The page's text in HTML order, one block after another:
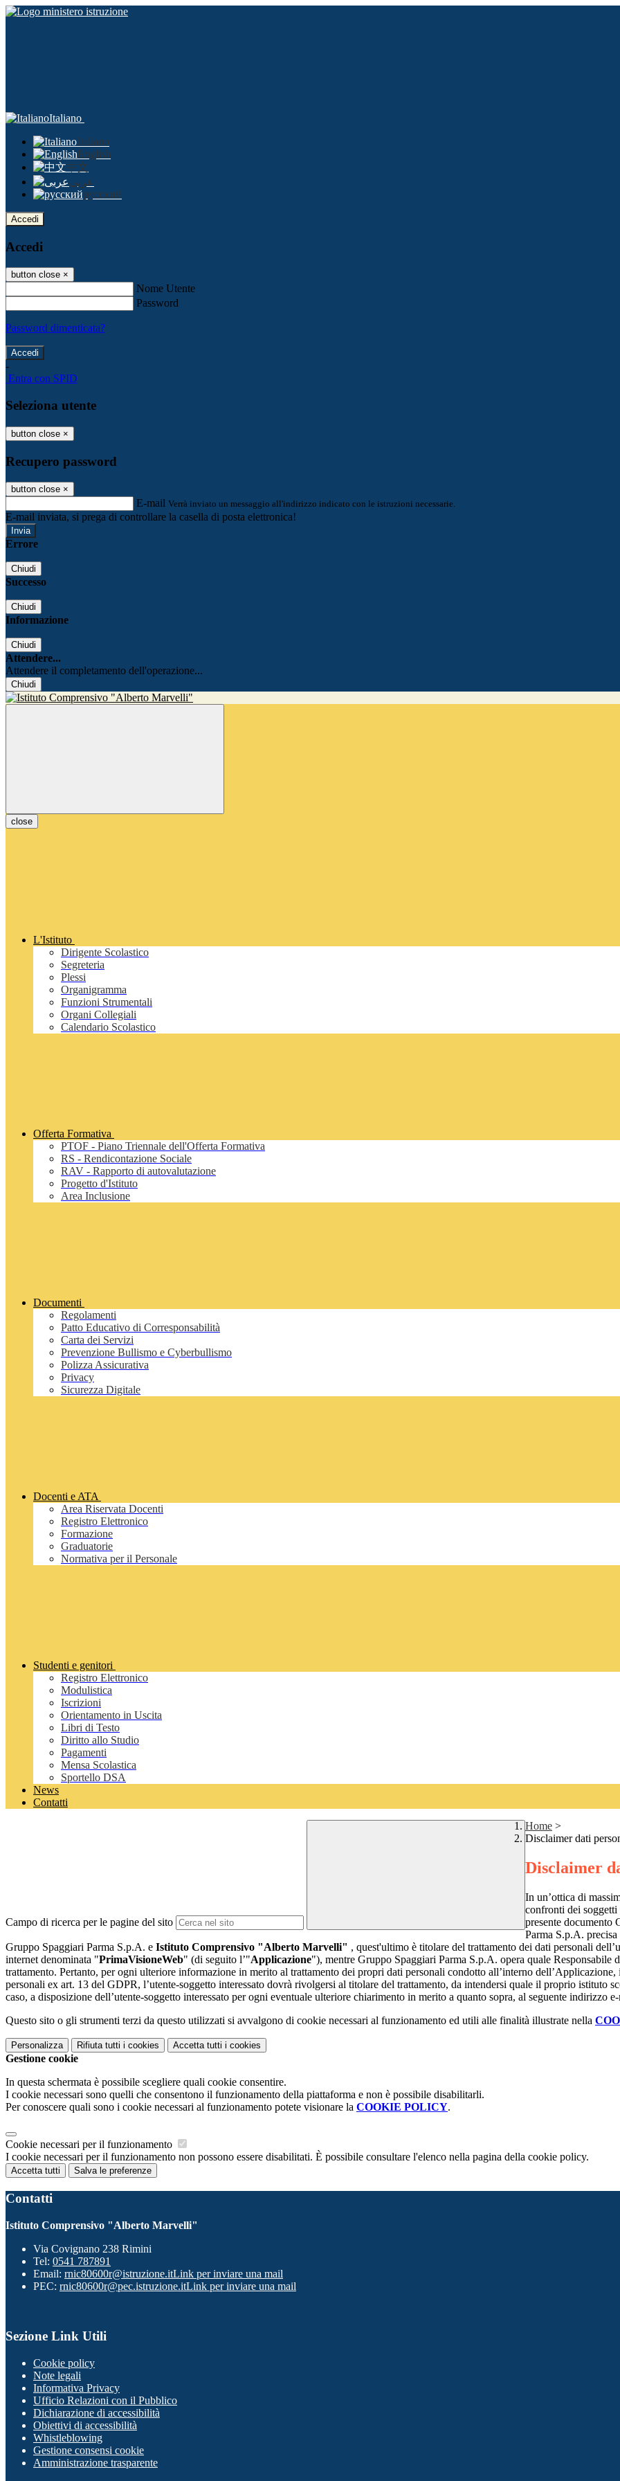
Italiano
Italiano
English
中文
عربى
русский
Accedi
Accedi
button close ×
Nome Utente
Password
Password dimenticata?
-
Entra con SPID
Seleziona utente
button close ×
Recupero password
button close ×
E-mail Verrà inviato un messaggio all'indirizzo indicato con le istruzioni necessarie.
E-mail inviata, si prega di controllare la casella di posta elettronica!
Errore
Chiudi
Successo
Chiudi
Informazione
Chiudi
Attendere...
Attendere il completamento dell'operazione...
Chiudi
close
L'Istituto
Dirigente Scolastico
Segreteria
Plessi
Organigramma
Funzioni Strumentali
Organi Collegiali
Calendario Scolastico
Offerta Formativa
PTOF - Piano Triennale dell'Offerta Formativa
RS - Rendicontazione Sociale
RAV - Rapporto di autovalutazione
Progetto d'Istituto
Area Inclusione
Documenti
Regolamenti
Patto Educativo di Corresponsabilità
Carta dei Servizi
Prevenzione Bullismo e Cyberbullismo
Polizza Assicurativa
Privacy
Sicurezza Digitale
Docenti e ATA
Area Riservata Docenti
Registro Elettronico
Formazione
Graduatorie
Normativa per il Personale
Studenti e genitori
Registro Elettronico
Modulistica
Iscrizioni
Orientamento in Uscita
Libri di Testo
Diritto allo Studio
Pagamenti
Mensa Scolastica
Sportello DSA
News
Contatti
Campo di ricerca per le pagine del sito
Home >
Disclaimer dati
Disclaimer
In un’ottica di
confronti dei soggetti
presente documento
Parma S.p.A.
Gruppo Spaggiari Parma S.p.A. e Istituto Comprensivo "Alberto Marvelli" , quest'ultimo è titolare del trattamento dei dati personali
internet denominata "PrimaVisioneWeb" (di seguito l’"Applicazione"), mentre Gruppo Spaggiari Parma S.p.A. opera quale
trattamento. Pertanto, per ogni ulteriore informazione in merito al trattamento dei propri dati personali condotto all’interno
personali ex art. 13 del GDPR, l’utente-soggetto interessato dovrà rivolgersi al titolare del trattamento, da intendersi quale il proprio istituto
caso, a disposizione dell’utente-soggetto interessato per ogni eventuale ulteriore chiarimento in merito a quanto sopra, al seguente indirizzo
Questo sito o gli strumenti terzi da questo utilizzati si avvalgono di cookie necessari al funzionamento ed utili alle finalità illustrate nella
Personalizza Rifiuta tutti i cookies Accetta tutti i cookies
Gestione cookie
In questa schermata è possibile scegliere quali cookie consentire.
I cookie necessari sono quelli che consentono il funzionamento della piattaforma e non è possibile disabilitarli.
Per conoscere quali sono i cookie necessari al funzionamento potete visionare la COOKIE POLICY.
Cookie necessari per il funzionamento
I cookie necessari per il funzionamento non possono essere disabilitati. È possibile consultare l'elenco nella pagina della cookie policy.
Accetta tutti Salva le preferenze
Contatti
Istituto Comprensivo "Alberto Marvelli"
Via Covignano 238 Rimini
Tel: 0541 787891
Email: rnic80600r@istruzione.itLink per inviare una mail
PEC: rnic80600r@pec.istruzione.itLink per inviare una mail
Sezione Link Utili
Cookie policy
Note legali
Informativa Privacy
Ufficio Relazioni con il Pubblico
Dichiarazione di accessibilità
Obiettivi di accessibilità
Whistleblowing
Gestione consensi cookie
Amministrazione trasparente